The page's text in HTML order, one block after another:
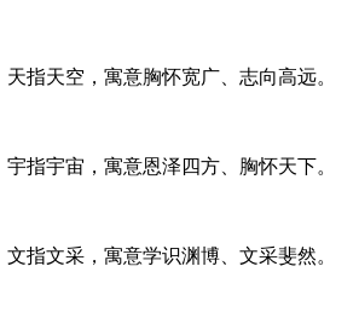
指天空，寓意胸怀宽广、志向高远。
指宇宙，寓意恩泽四方、胸怀天下。
指文采，寓意学识渊博、文采斐然。